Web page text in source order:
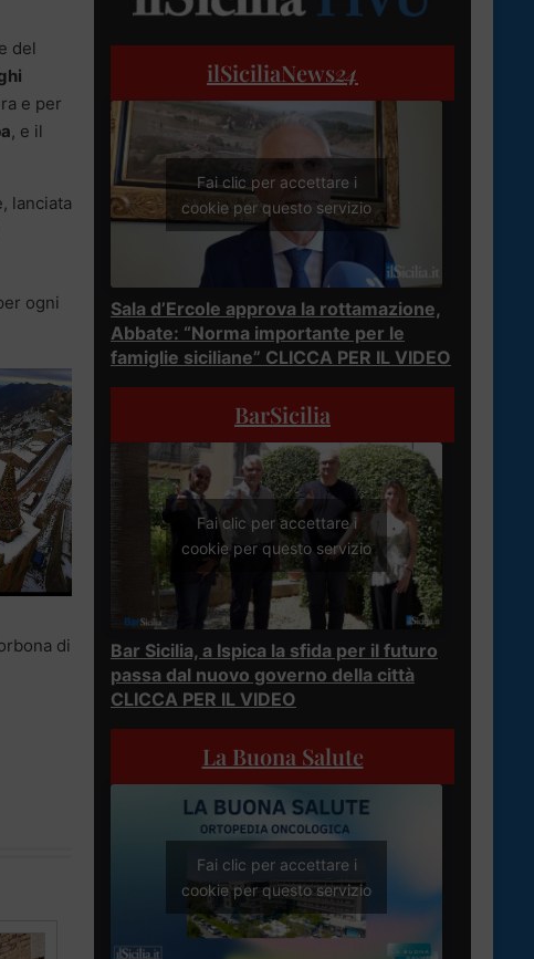
del
e per
, e il
lanciata
ogni
di
ilSiciliaNews24
Fai clic per accettare i
cookie per questo servizio
Sala d’Ercole approva la rottamazione,
Abbate: “Norma importante per le
famiglie siciliane” CLICCA PER IL VIDEO
BarSicilia
Fai clic per accettare i
cookie per questo servizio
Bar Sicilia, a Ispica la sfida per il futuro
passa dal nuovo governo della città
CLICCA PER IL VIDEO
La Buona Salute
Fai clic per accettare i
cookie per questo servizio